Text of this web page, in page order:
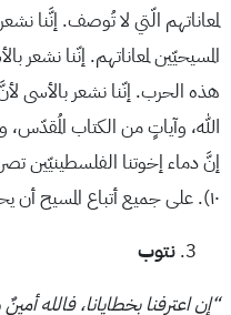
لمعاناتهم الّتي لا تُوصف. إنَّنا
المسيحيّين لمعاناتهم. إنّنا نشعر
هذه الحرب. إنّنا نشعر بالأسى
الله، وآياتٍ من الكتاب
١٠). على جميع أتباع المسيح أن يحزنوا على هذا الشرِّ الأخلاقيّ الخطير.
نتوب
“إن اعترفنا بخطايانا، فالله